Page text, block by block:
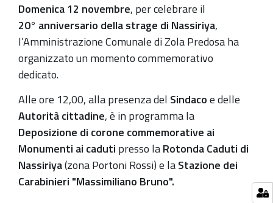
programma
delle
commemorazioni
di
domenica
12
novembre
2023
Domenica 12 novembre, per celebrare il
20° anniversario della strage di Nassiriya,
l’Amministrazione Comunale di Zola Predosa ha
organizzato un momento commemorativo
dedicato.
Alle ore 12,00, alla presenza del Sindacoe delle
Autorità cittadine, è in programma la
Deposizione di corone commemorative ai
Monumenti ai caduti presso laRotonda Caduti di
Nassiriya(zona Portoni Rossi) e laStazione dei
Carabinieri "Massimiliano Bruno".